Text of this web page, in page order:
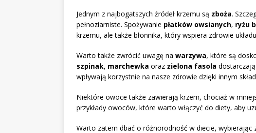
Jednym z najbogatszych źródeł krzemu są zboża.
pełnoziarniste. Spożywanie płatków owsianych, ryżu
krzemu, ale także błonnika, który wspiera zdrowie
Warto także zwrócić uwagę na warzywa, które są
szpinak, marchewka oraz zielona fasola
wpływają korzystnie na nasze zdrowie dzięki innym
Niektóre owoce także zawierają krzem, chociaż w
przykłady owoców, które warto włączyć do diety, aby
Warto zatem dbać o różnorodność w diecie,